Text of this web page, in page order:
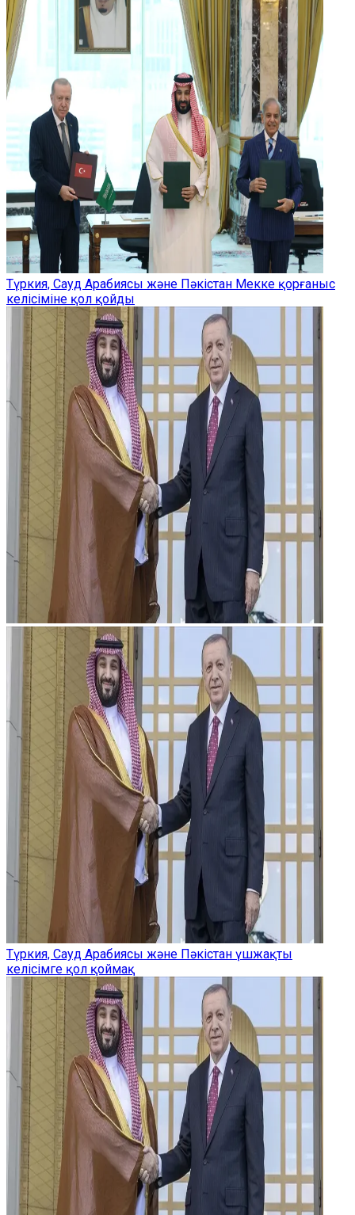
Түркия, Сауд Арабиясы және Пәкістан Мекке қорғаныс
келісіміне қол қойды
Түркия, Сауд Арабиясы және Пәкістан үшжақты
келісімге қол қоймақ